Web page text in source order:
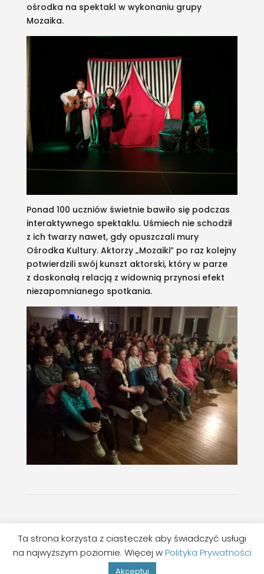
ośrodka na spektakl w wykonaniu grupy
Mozaika.
Ponad 100 uczniów świetnie bawiło się podczas
interaktywnego spektaklu. Uśmiech nie schodził
z ich twarzy nawet, gdy opuszczali mury
Ośrodka Kultury. Aktorzy „Mozaiki” po raz kolejny
potwierdzili swój kunszt aktorski, który w parze
z doskonałą relacją z widownią przynosi efekt
niezapomnianego spotkania.
Wykonanie:Studio Hello
Ta strona korzysta z ciasteczek aby świadczyć usługi
na najwyższym poziomie. Więcej wPolityka Prywatności
Akceptuj